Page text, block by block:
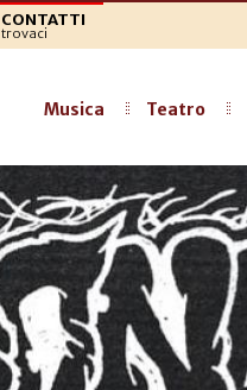
CONTATTI
trovaci
Musica Teatro